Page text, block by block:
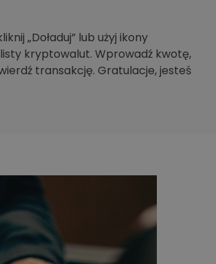
„Doładuj” lub użyj ikony
kryptowalut. Wprowadź kwotę,
transakcję. Gratulacje, jesteś